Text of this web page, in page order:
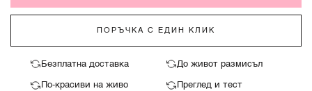
ПОРЪЧКА С ЕДИН КЛИК
Безплатна доставка До живот размисъл
По-красиви на живо Преглед и тест